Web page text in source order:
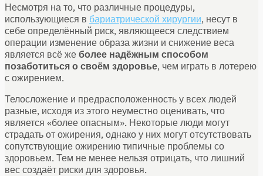
Несмотря на то, что различные процедуры,
использующиеся в бариатрической хирургии, несут в
себе определённый риск, являющееся следствием
операции изменение образа жизни и снижение веса
является всё же более надёжным способом
позаботиться о своём здоровье, чем играть в лотерею
с ожирением.
Телосложение и предрасположенность у всех людей
разные, исходя из этого неуместно оценивать, что
является «более опасным». Некоторые люди могут
страдать от ожирения, однако у них могут отсутствовать
сопутствующие ожирению типичные проблемы со
здоровьем. Тем не менее нельзя отрицать, что лишний
вес создаёт риски для здоровья.